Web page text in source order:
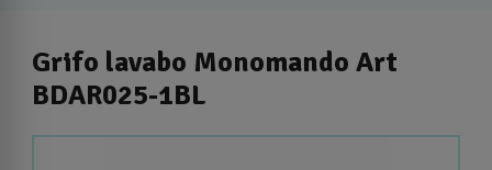
Grifo lavabo Monomando Art
BDAR025-1BL